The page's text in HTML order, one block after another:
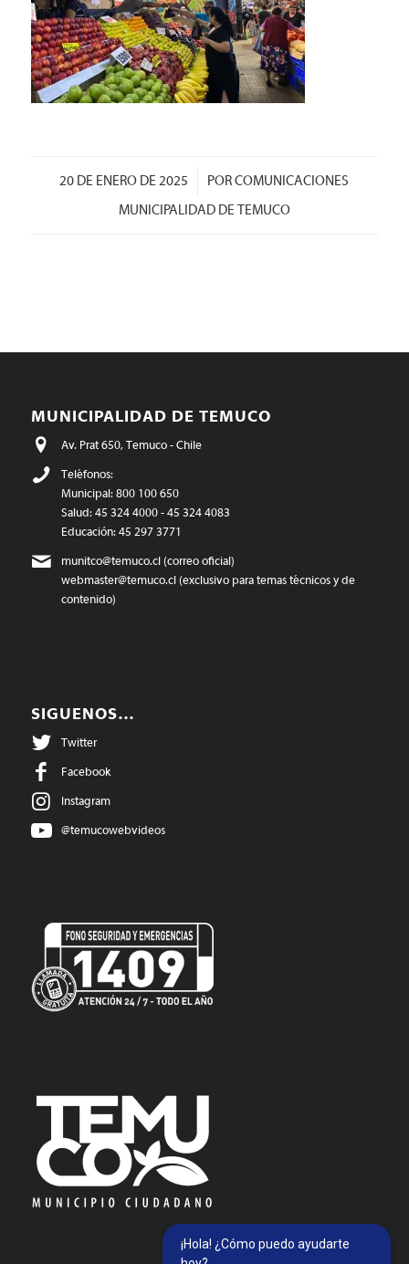
20 DE ENERO DE 2025
/ PORCOMUNICACIONES
MUNICIPALIDAD DE TEMUCO
MUNICIPALIDAD DE TEMUCO
Av. Prat 650, Temuco - Chile
Teléfonos:
Municipal: 800 100 650
Salud: 45 324 4000 - 45 324 4083
Educación: 45 297 3771
munitco@temuco.cl(correo oficial)
webmaster@temuco.cl(exclusivo para temas técnicos y de
contenido)
SIGUENOS…
Twitter
Facebook
Instagram
@temucowebvideos
¡Hola! ¿Cómo puedo ayudarte